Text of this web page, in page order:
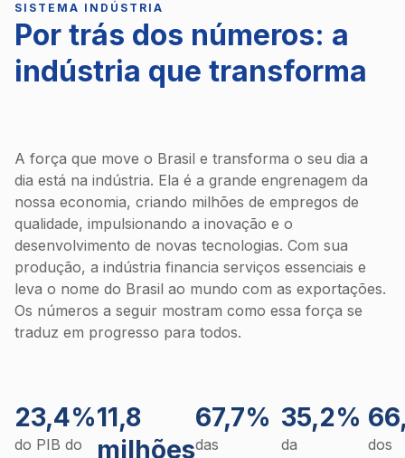
SISTEMA INDÚSTRIA
Por trás dos números: a
indústria que transforma
A força que move o Brasil e transforma o seu dia a
dia está na indústria. Ela é a grande engrenagem da
nossa economia, criando milhões de empregos de
qualidade, impulsionando a inovação e o
desenvolvimento de novas tecnologias. Com sua
produção, a indústria financia serviços essenciais e
leva o nome do Brasil ao mundo com as exportações.
Os números a seguir mostram como essa força se
traduz em progresso para todos.
23,4%
do PIB do
11,8
milhões
67,7%
das
35,2%
da
dos